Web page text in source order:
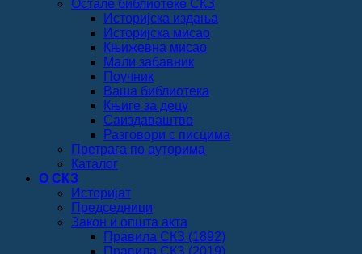
Остале библиотеке СКЗ
Историјска издања
Историјска мисао
Књижевна мисао
Мали забавник
Поучник
Ваша библиотека
Књиге за децу
Саиздаваштво
Разговори с писцима
Претрага по ауторима
Каталог
О СКЗ
Историјат
Председници
Закон и општа акта
Правила СКЗ (1892)
Правила СКЗ (2019)